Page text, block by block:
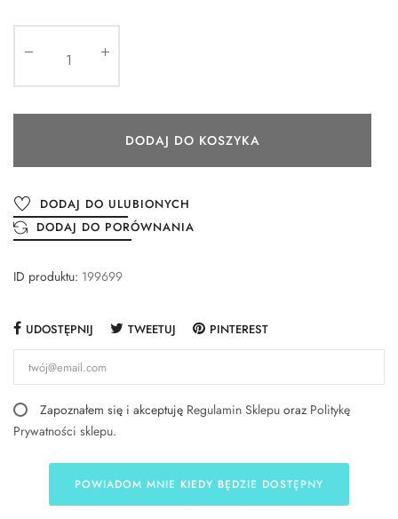
DODAJ DO KOSZYKA
DODAJ DO ULUBIONYCH
DODAJ DO PORÓWNANIA
ID produktu: 199699
UDOSTĘPNIJ TWEETUJ PINTEREST
Zapoznałem się i akceptuję Regulamin Sklepu oraz Politykę
Prywatności sklepu.
POWIADOM MNIE KIEDY BĘDZIE DOSTĘPNY